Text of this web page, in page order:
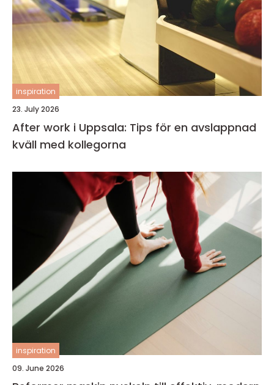
inspiration
23. July 2026
After work i Uppsala: Tips för en avslappnad
kväll med kollegorna
inspiration
09. June 2026